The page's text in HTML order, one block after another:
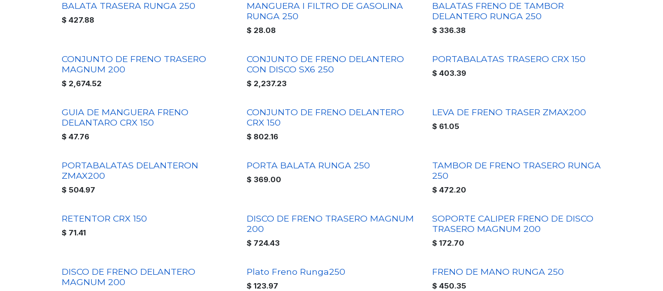
BALATA TRASERA RUNGA 250
$ 427.88
MANGUERA I FILTRO DE GASOLINA
RUNGA 250
$ 28.08
BALATAS FRENO DE TAMBOR
DELANTERO RUNGA 250
$ 336.38
CONJUNTO DE FRENO TRASERO
MAGNUM 200
$ 2,674.52
CONJUNTO DE FRENO DELANTERO
CON DISCO SX6 250
$ 2,237.23
PORTABALATAS TRASERO CRX 150
$ 403.39
GUIA DE MANGUERA FRENO
DELANTARO CRX 150
$ 47.76
CONJUNTO DE FRENO DELANTERO
CRX 150
$ 802.16
LEVA DE FRENO TRASER ZMAX200
$ 61.05
PORTABALATAS DELANTERON
ZMAX200
$ 504.97
PORTA BALATA RUNGA 250
$ 369.00
TAMBOR DE FRENO TRASERO RUNGA
250
$ 472.20
RETENTOR CRX 150
$ 71.41
DISCO DE FRENO TRASERO MAGNUM
200
$ 724.43
SOPORTE CALIPER FRENO DE DISCO
TRASERO MAGNUM 200
$ 172.70
DISCO DE FRENO DELANTERO
MAGNUM 200
Plato Freno Runga250
$123.97
FRENO DE MANO RUNGA 250
$ 450.35